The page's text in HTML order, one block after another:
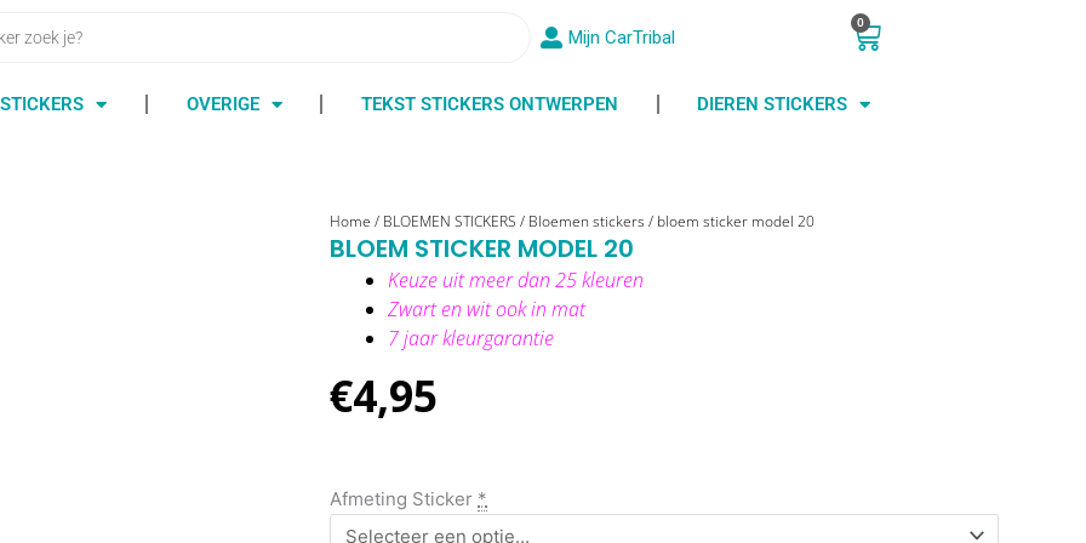
Mijn CarTribal
0
Winkelwagen
OVERIGE TEKST STICKERS ONTWERPEN DIEREN STICKERS
Home / BLOEMEN STICKERS / Bloemen stickers / bloem sticker model 20
BLOEM STICKER MODEL 20
Keuze uit meer dan 25 kleuren
Zwart en wit ook in mat
7 jaar kleurgarantie
€4,95
Afmeting Sticker *
bloem
sticker
model
aantal